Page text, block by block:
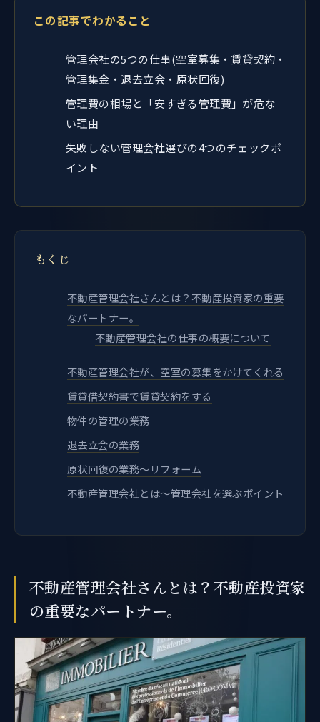
この記事でわかること
管理会社の5つの仕事(空室募集・賃貸契約・
管理集金・退去立会・原状回復)
管理費の相場と「安すぎる管理費」が危な
い理由
失敗しない管理会社選びの4つのチェックポ
イント
もくじ
不動産管理会社さんとは？不動産投資家の重要
なパートナー。
不動産管理会社の仕事の概要について
不動産管理会社が、空室の募集をかけてくれる
賃貸借契約書で賃貸契約をする
物件の管理の業務
退去立会の業務
原状回復の業務～リフォーム
不動産管理会社とは～管理会社を選ぶポイント
不動産管理会社さんとは？不動産投資家
の重要なパートナー。